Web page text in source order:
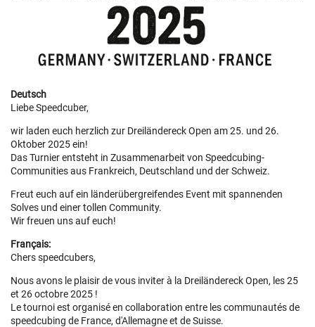
Deutsch
Liebe Speedcuber,
wir laden euch herzlich zur Dreiländereck Open am 25. und 26.
Oktober 2025 ein!
Das Turnier entsteht in Zusammenarbeit von Speedcubing-
Communities aus Frankreich, Deutschland und der Schweiz.
Freut euch auf ein länderübergreifendes Event mit spannenden
Solves und einer tollen Community.
Wir freuen uns auf euch!
Français:
Chers speedcubers,
Nous avons le plaisir de vous inviter à la Dreiländereck Open, les 25
et 26 octobre 2025 !
Le tournoi est organisé en collaboration entre les communautés de
speedcubing de France, d'Allemagne et de Suisse.